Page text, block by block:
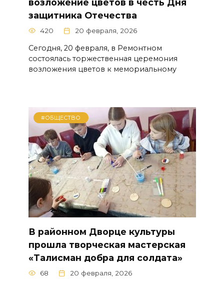
защитника Отечества
420 20 февраля, 2026
Сегодня, 20 февраля, в Ремонтном
состоялась торжественная церемония
возложения цветов к мемориальному
#ОБЩЕСТВО
В районном Дворце культуры
прошла творческая мастерская
«Талисман добра для солдата»
68 20 февраля, 2026